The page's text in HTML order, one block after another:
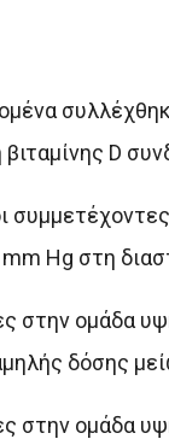
D
Hg στη
στην ομάδα
δόσης
στην ομάδα